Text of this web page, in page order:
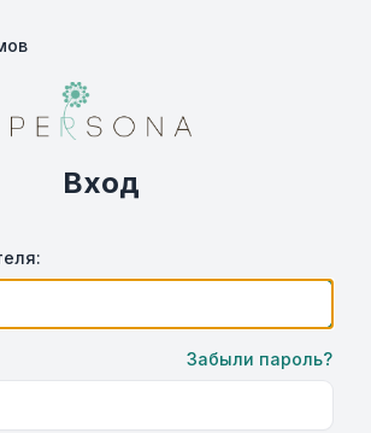
Вход
Забыли пароль?